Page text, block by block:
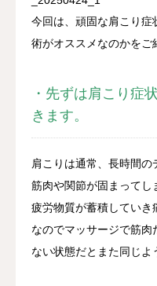
今回は、頑固な肩こり
術がオススメなのかをご
・先ずは肩こり症
きます。
肩こりは通常、長時間
筋肉や関節が固まって
疲労物質が蓄積していき
なのでマッサージで筋
ない状態だとまた同じよ